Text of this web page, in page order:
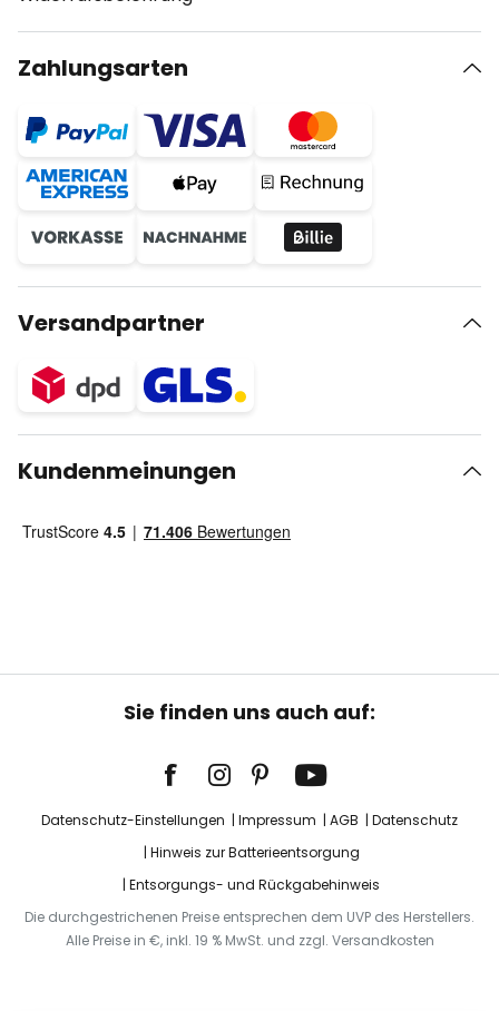
Zahlungsarten
Versandpartner
Kundenmeinungen
Sie finden uns auch auf:
Datenschutz-Einstellungen Impressum AGB
Datenschutz
Hinweis zur Batterieentsorgung
Entsorgungs- und Rückgabehinweis
Die durchgestrichenen Preise entsprechen dem UVP des Herstellers.
Alle Preise in €, inkl. 19 % MwSt. und zzgl. Versandkosten